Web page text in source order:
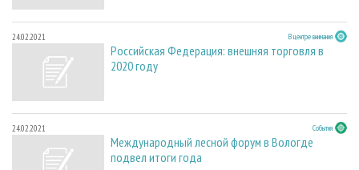
24.02.2021 В центре внимания
Российская Федерация: внешняя торговля в
2020 году
24.02.2021 События
Международный лесной форум в Вологде
подвел итоги года